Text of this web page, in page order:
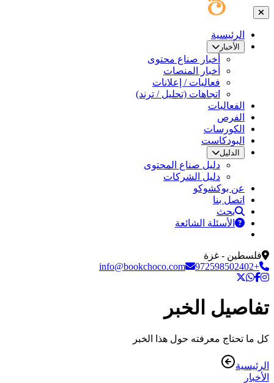
الرئيسية
الأخبار
أخبار صناع محتوى
أخبار المنصات
فعاليات / إعلانات
اتجاهات (تحليل / ترند)
الفعاليات
الفرص
الكورسات
البودكاست
الدليل
دليل صناع المحتوى
دليل الشركات
عن بوكشوكو
اتصل بنا
بحث
الأسئلة الشائعة
فلسطين - غزة
+972598502402
info@bookchoco.com
تفاصيل الخبر
كل ما تحتاج معرفته حول هذا الخبر
الرئيسية
الأخبار